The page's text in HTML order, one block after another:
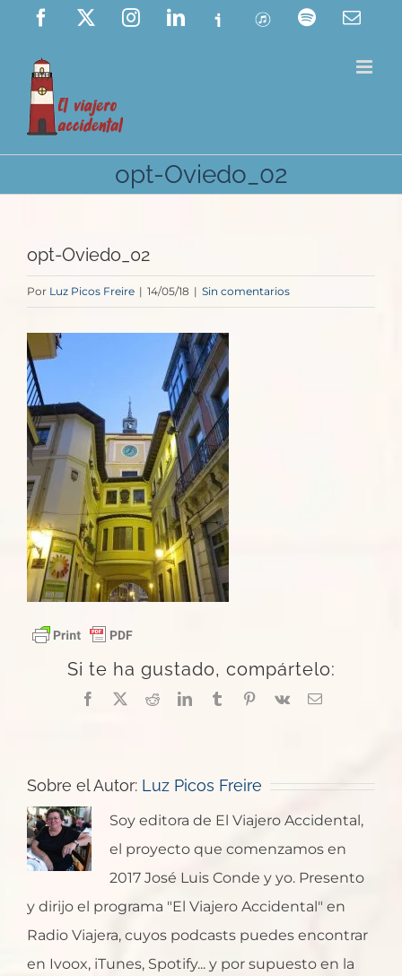
Saltar
contenido
Facebook InstagramLinkedIn
Ivoox ITunes Spotify
opt-Oviedo_02
opt-Oviedo_02
Por Luz Picos Freire | 14/05/18 | Sin comentarios
Si te ha gustado, compártelo:
Facebook
X RedditLinkedInTumblrPinterest
Vk
Correo
Sobre el Autor: Luz Picos Freire
Soy editora de El Viajero Accidental,
el proyecto que comenzamos en
2017 José Luis Conde y yo. Presento
y dirijo el programa "El Viajero Accidental" en
Radio Viajera, cuyos podcasts puedes encontrar
en Ivoox, iTunes, Spotify... y por supuesto en la